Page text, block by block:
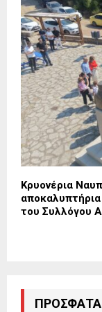
Κρυονέρια
του Συλλόγου